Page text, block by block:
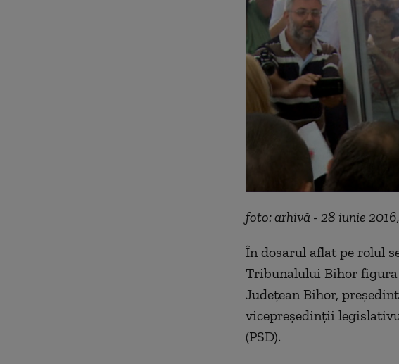
foto: arhivă - 28 iunie
În dosarul aflat pe rolul
Tribunalului Bihor figura
Județean Bihor,
vicepreședinții
(PSD).